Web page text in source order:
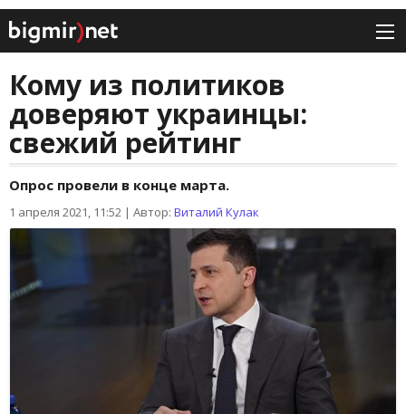
Кому из политиков
доверяют украинцы:
свежий рейтинг
Опрос провели в конце марта.
1 апреля 2021, 11:52 | Автор: Виталий Кулак